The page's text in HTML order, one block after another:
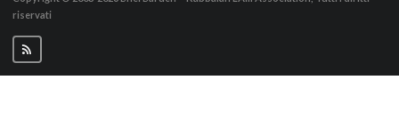
riservati